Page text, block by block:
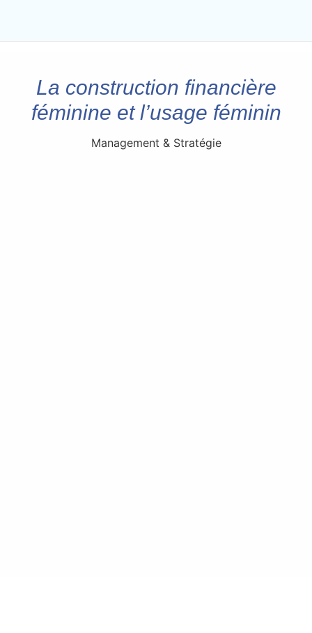
La construction financière
féminine et l’usage féminin
Management & Stratégie